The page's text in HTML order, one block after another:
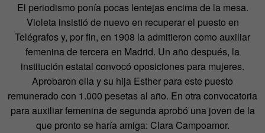
El periodismo ponía pocas lentejas encima de la mesa.
Violeta insistió de nuevo en recuperar el puesto en
Telégrafos y, por fin, en 1908 la admitieron como auxiliar
femenina de tercera en Madrid. Un año después, la
institución estatal convocó oposiciones para mujeres.
Aprobaron ella y su hija Esther para este puesto
remunerado con 1.000 pesetas al año. En otra convocatoria
para auxiliar femenina de segunda aprobó una joven de la
que pronto se haría amiga: Clara Campoamor.